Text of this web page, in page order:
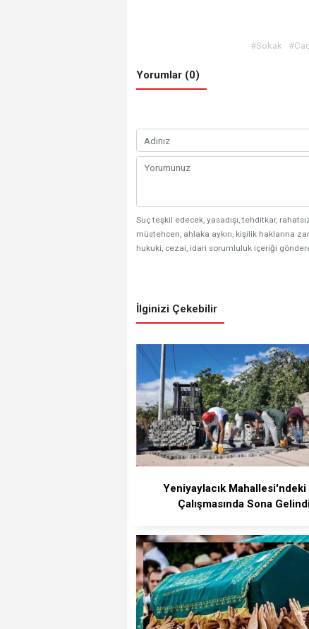
#Sokak
Yorumlar (0)
Suç teşkil edecek, yasadışı, tehditkar,
müstehcen, ahlaka aykırı, kişilik haklarına
hukuki, cezai, idari sorumluluk içeriği
İlginizi Çekebilir
Yeniyaylacık Mahallesi'ndeki
Çalışmasında Sona